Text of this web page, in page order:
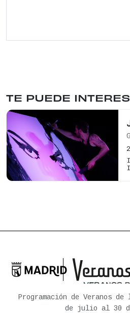
TE PUEDE

Ayuntamiento de Madrid
Programación de Veranos
de julio al 30